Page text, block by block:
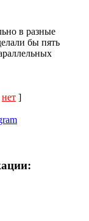
в разные
бы пять
нет ]